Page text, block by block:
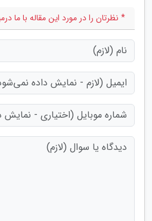
* نظرتان را در مورد این مقاله با ما